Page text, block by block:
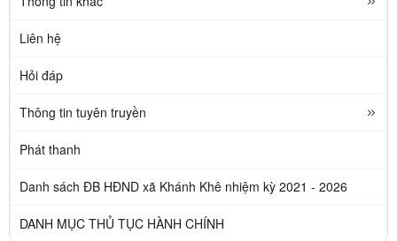
Liên hệ
Hỏi đáp
Thông tin tuyên truyền
Phát thanh
Danh sách ĐB HĐND xã Khánh Khê nhiệm kỳ 2021 - 2026
DANH MỤC THỦ TỤC HÀNH CHÍNH